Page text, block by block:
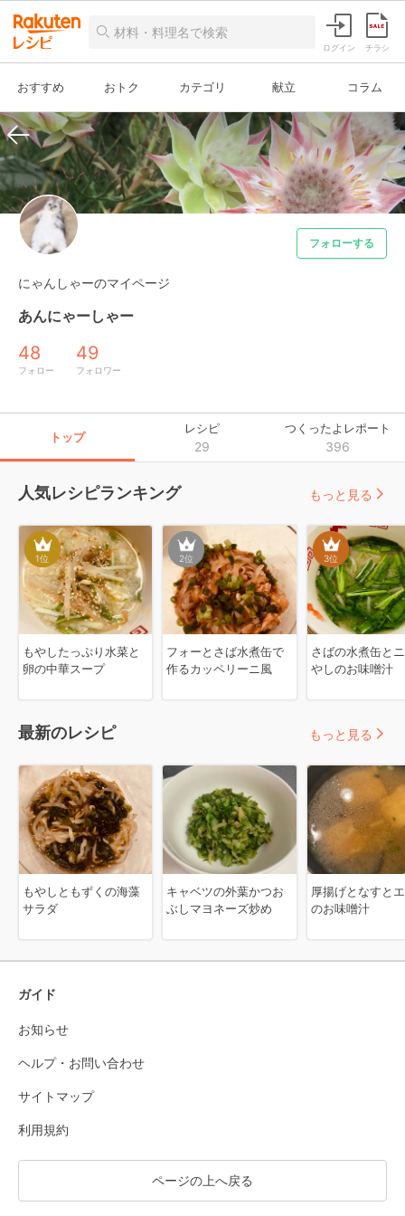
ログイン チラシ
おすすめ おトク カテゴリ 献立 コラム
フォローする
にゃんしゃーのマイページ
あんにゃーしゃー
48
フォロー
49
フォロワー
トップ
レシピ
29
つくったよレポート
396
人気レシピランキング
1位
もやしたっぷり水菜と
卵の中華スープ
2位
フォーとさば水煮缶で
作るカッペリーニ風
3位
さばの水煮缶と
やしのお味噌汁
もっと見る
最新のレシピ
もやしともずくの海藻
サラダ
キャベツの外葉かつお
ぶしマヨネーズ炒め
厚揚げとなすと
のお味噌汁
もっと見る
ガイド
お知らせ
ヘルプ・お問い合わせ
サイトマップ
利用規約
ページの上へ戻る